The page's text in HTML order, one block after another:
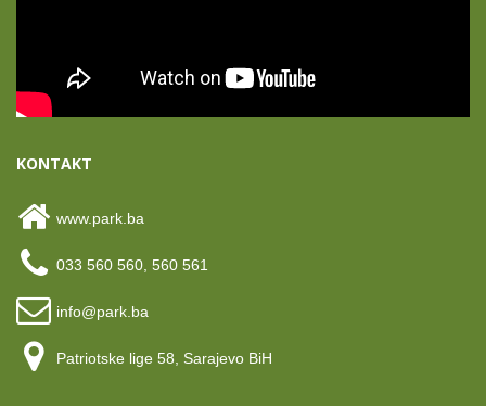
KONTAKT
www.park.ba
033 560 560, 560 561
info@park.ba
Patriotske lige 58, Sarajevo BiH